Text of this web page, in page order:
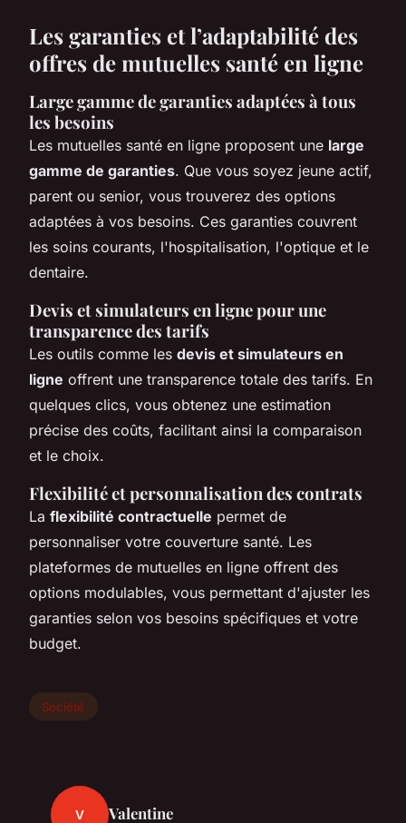
Les garanties et l’adaptabilité des
offres de mutuelles santé en ligne
Large gamme de garanties adaptées à tous
les besoins
Les mutuelles santé en ligne proposent une large
gamme de garanties. Que vous soyez jeune actif,
parent ou senior, vous trouverez des options
adaptées à vos besoins. Ces garanties couvrent
les soins courants, l'hospitalisation, l'optique et le
dentaire.
Devis et simulateurs en ligne pour une
transparence des tarifs
Les outils comme les devis et simulateurs en
ligne offrent une transparence totale des tarifs. En
quelques clics, vous obtenez une estimation
précise des coûts, facilitant ainsi la comparaison
et le choix.
Flexibilité et personnalisation des contrats
La flexibilité contractuelle permet de
personnaliser votre couverture santé. Les
plateformes de mutuelles en ligne offrent des
options modulables, vous permettant d'ajuster les
garanties selon vos besoins spécifiques et votre
budget.
Société
V Valentine